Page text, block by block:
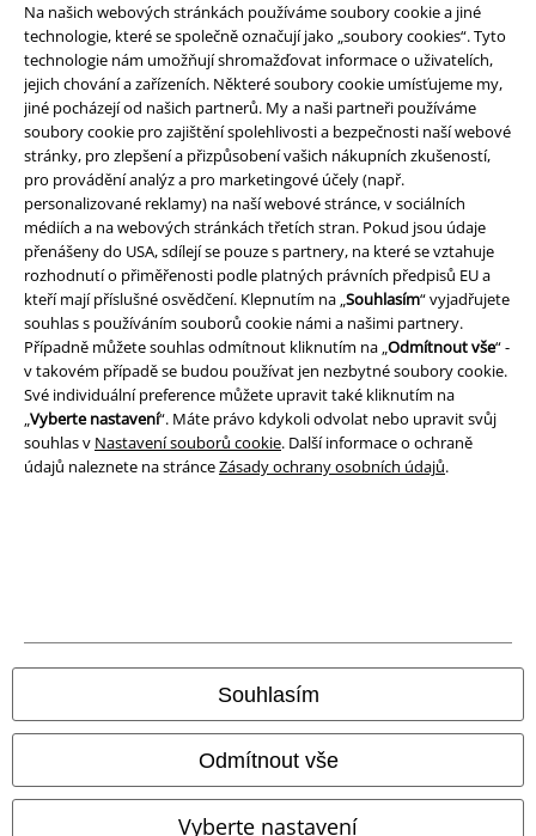
Na našich webových stránkách používáme soubory cookie a jiné
technologie, které se společně označují jako „soubory cookies“. Tyto
technologie nám umožňují shromažďovat informace o uživatelích,
jejich chování a zařízeních. Některé soubory cookie umísťujeme my,
jiné pocházejí od našich partnerů. My a naši partneři používáme
soubory cookie pro zajištění spolehlivosti a bezpečnosti naší webové
stránky, pro zlepšení a přizpůsobení vašich nákupních zkušeností,
pro provádění analýz a pro marketingové účely (např.
personalizované reklamy) na naší webové stránce, v sociálních
médiích a na webových stránkách třetích stran. Pokud jsou údaje
přenášeny do USA, sdílejí se pouze s partnery, na které se vztahuje
rozhodnutí o přiměřenosti podle platných právních předpisů EU a
kteří mají příslušné osvědčení. Klepnutím na „Souhlasím“ vyjadřujete
souhlas s používáním souborů cookie námi a našimi partnery.
Případně můžete souhlas odmítnout kliknutím na „Odmítnout vše“ -
v takovém případě se budou používat jen nezbytné soubory cookie.
Své individuální preference můžete upravit také kliknutím na
„Vyberte nastavení“. Máte právo kdykoli odvolat nebo upravit svůj
souhlas v Nastavení souborů cookie. Další informace o ochraně
údajů naleznete na stránceZásady ochrany osobních údajů.
Souhlasím
Odmítnout vše
Vyberte nastavení
EMP aplikaci
Stáhněte si novou EMP aplikaci zdarma a využijte všechny nové
funkce a výhody!
A Warner Music Group Company
Právní informace
Prohlášení
Ochrana osobních údajů